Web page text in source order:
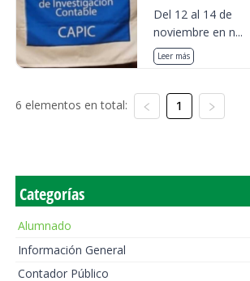
Del 12 al 14 de
noviembre en n...
Leer más
6 elementos en total: 1
Categorías
Alumnado
Información General
Contador Público